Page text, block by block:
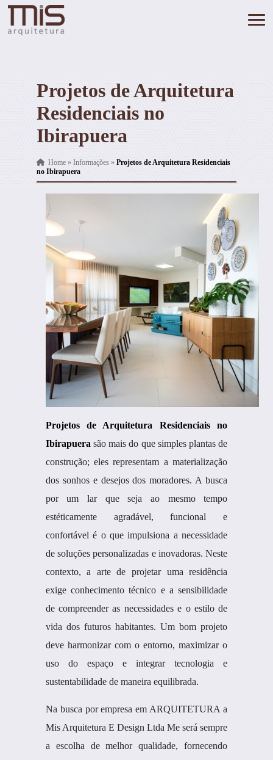
Projetos de Arquitetura
Residenciais no
Ibirapuera
Home» Informações » Projetos de Arquitetura Residenciais
no Ibirapuera
Projetos de Arquitetura Residenciais no
Ibirapuera são mais do que simples plantas de
construção; eles representam a materialização
dos sonhos e desejos dos moradores. A busca
por um lar que seja ao mesmo tempo
estéticamente agradável, funcional e
confortável é o que impulsiona a necessidade
de soluções personalizadas e inovadoras. Neste
contexto, a arte de projetar uma residência
exige conhecimento técnico e a sensibilidade
de compreender as necessidades e o estilo de
vida dos futuros habitantes. Um bom projeto
deve harmonizar com o entorno, maximizar o
uso do espaço e integrar tecnologia e
sustentabilidade de maneira equilibrada.
Na busca por empresa em ARQUITETURA a
Mis Arquitetura E Design Ltda Me será sempre
a escolha de melhor qualidade, fornecendo